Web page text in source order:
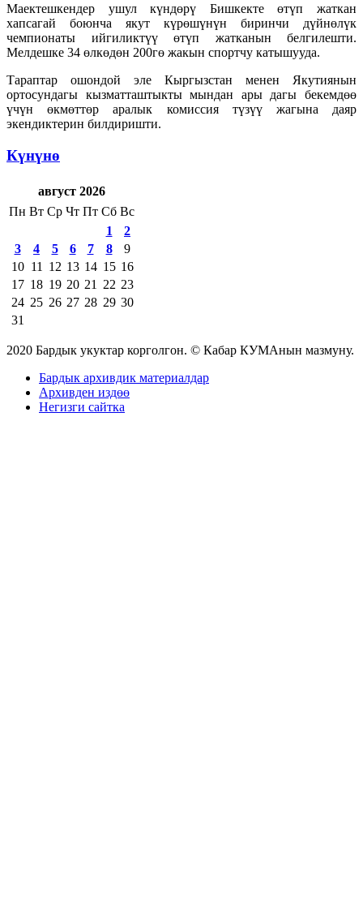
Маектешкендер ушул күндөрү Бишкекте өтүп жаткан
хапсагай боюнча якут күрөшүнүн биринчи дүйнөлүк
чемпионаты ийгиликтүү өтүп жатканын белгилешти.
Мелдешке 34 өлкөдөн 200гө жакын спортчу катышууда.
Тараптар ошондой эле Кыргызстан менен Якутиянын
ортосундагы кызматташтыкты мындан ары дагы бекемдөө
үчүн өкмөттөр аралык комиссия түзүү жагына даяр
экендиктерин билдиришти.
Күнүнө
август 2026
Пн Вт Ср Чт Пт Сб Вс
1
2
3
4 5 6 7 8
9
10 11 12 13 14 15 16
17 18 19 20 21 22 23
24 25 26 27 28 29 30
31
2020 Бардык укуктар корголгон. © Кабар КУМАнын мазмуну.
Бардык архивдик материалдар
Архивден издөө
Негизги сайтка